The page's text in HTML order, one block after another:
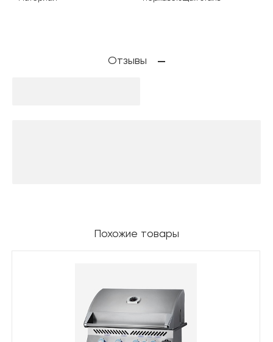
Отзывы
Похожие товары